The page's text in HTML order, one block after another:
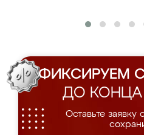
ФИКСИРУЕМ
ДО КОНЦА
Оставьте заявку